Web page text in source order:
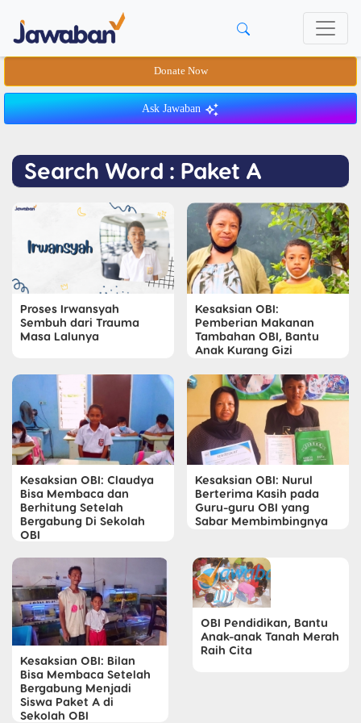
Donate Now
Ask Jawaban
Search Word : Paket A
Proses Irwansyah
Sembuh dari Trauma
Masa Lalunya
Kesaksian OBI:
Pemberian Makanan
Tambahan OBI, Bantu
Anak Kurang Gizi
Kesaksian OBI: Claudya
Bisa Membaca dan
Berhitung Setelah
Bergabung Di Sekolah
OBI
Kesaksian OBI: Nurul
Berterima Kasih pada
Guru-guru OBI yang
Sabar Membimbingnya
Kesaksian OBI: Bilan
Bisa Membaca Setelah
Bergabung Menjadi
Siswa Paket A di
Sekolah OBI
OBI Pendidikan, Bantu
Anak-anak Tanah Merah
Raih Cita